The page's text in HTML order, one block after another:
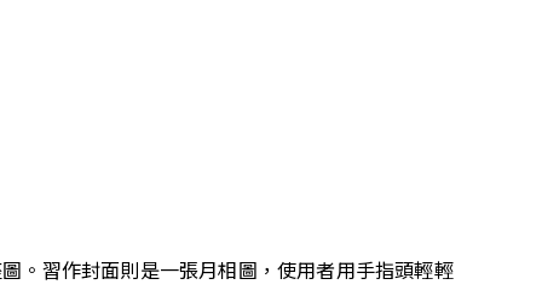
。習作封面則是一張月相圖，使用者用手指頭輕輕